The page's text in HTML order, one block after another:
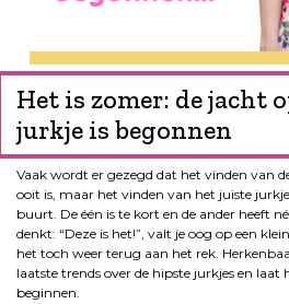
Het is zomer: de jacht
jurkje is begonnen
Vaak wordt er gezegd dat het vinden van
ooit is, maar het vinden van het juiste
buurt. De één is te kort en de ander heeft
denkt: “Deze is het!”, valt je oog op een
het toch weer terug aan het rek.
laatste trends over de hipste jurkjes en
beginnen.